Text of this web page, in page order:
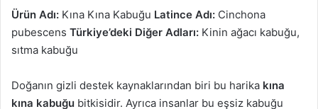
Ürün Adı: Kına Kına Kabuğu Latince Adı: Cinchona
pubescens Türkiye’deki Diğer Adları: Kinin ağacı kabuğu,
sıtma kabuğu
Doğanın gizli destek kaynaklarından biri bu harika kına
kına kabuğu bitkisidir. Ayrıca insanlar bu eşsiz kabuğu